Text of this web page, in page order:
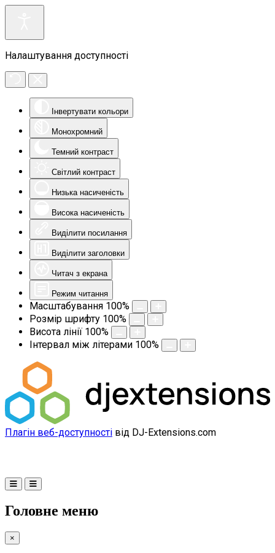
Налаштування доступності
Інвертувати кольори
Монохромний
Темний контраст
Світлий контраст
Низька насиченість
Висока насиченість
Виділити посилання
Виділити заголовки
Читач з екрана
Режим читання
Масштабування 100%
Розмір шрифту 100%
Висота лінії 100%
Інтервал між літерами 100%
Плагін веб-доступності від DJ-Extensions.com
Головне меню
×